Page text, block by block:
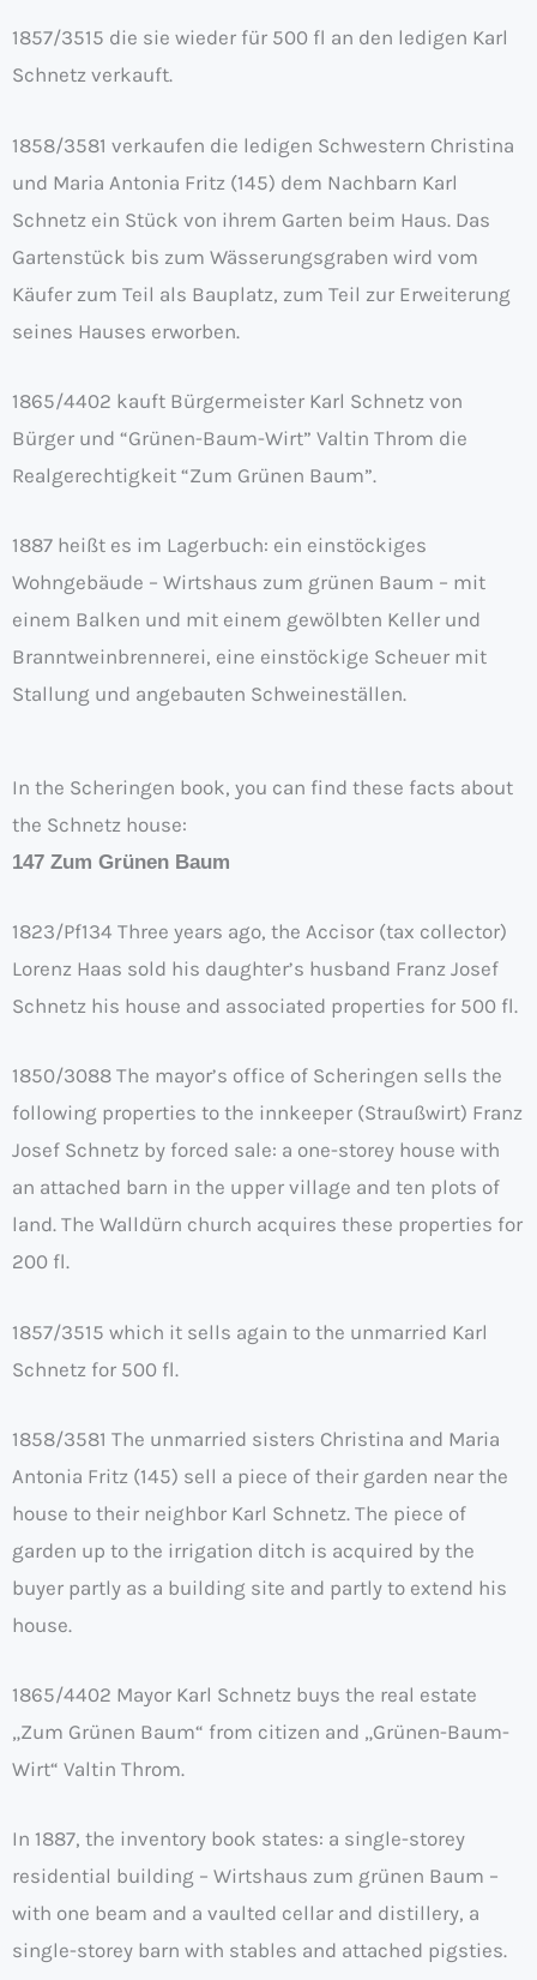
1857/3515 die sie wieder für 500 fl an den ledigen Karl
Schnetz verkauft.
1858/3581 verkaufen die ledigen Schwestern Christina
und Maria Antonia Fritz (145) dem Nachbarn Karl
Schnetz ein Stück von ihrem Garten beim Haus. Das
Gartenstück bis zum Wässerungsgraben wird vom
Käufer zum Teil als Bauplatz, zum Teil zur Erweiterung
seines Hauses erworben.
1865/4402 kauft Bürgermeister Karl Schnetz von
Bürger und “Grünen-Baum-Wirt” Valtin Throm die
Realgerechtigkeit “Zum Grünen Baum”.
1887 heißt es im Lagerbuch: ein einstöckiges
Wohngebäude – Wirtshaus zum grünen Baum – mit
einem Balken und mit einem gewölbten Keller und
Branntweinbrennerei, eine einstöckige Scheuer mit
Stallung und angebauten Schweineställen.
In the Scheringen book, you can find these facts about
the Schnetz house:
147 Zum Grünen Baum
1823/Pf134 Three years ago, the Accisor (tax collector)
Lorenz Haas sold his daughter’s husband Franz Josef
Schnetz his house and associated properties for 500 fl.
1850/3088 The mayor’s office of Scheringen sells the
following properties to the innkeeper (Straußwirt) Franz
Josef Schnetz by forced sale: a one-storey house with
an attached barn in the upper village and ten plots of
land. The Walldürn church acquires these properties for
200 fl.
1857/3515 which it sells again to the unmarried Karl
Schnetz for 500 fl.
1858/3581 The unmarried sisters Christina and Maria
Antonia Fritz (145) sell a piece of their garden near the
house to their neighbor Karl Schnetz. The piece of
garden up to the irrigation ditch is acquired by the
buyer partly as a building site and partly to extend his
house.
1865/4402 Mayor Karl Schnetz buys the real estate
„Zum Grünen Baum“ from citizen and „Grünen-Baum-
Wirt“ Valtin Throm.
In 1887, the inventory book states: a single-storey
residential building – Wirtshaus zum grünen Baum –
with one beam and a vaulted cellar and distillery, a
single-storey barn with stables and attached pigsties.